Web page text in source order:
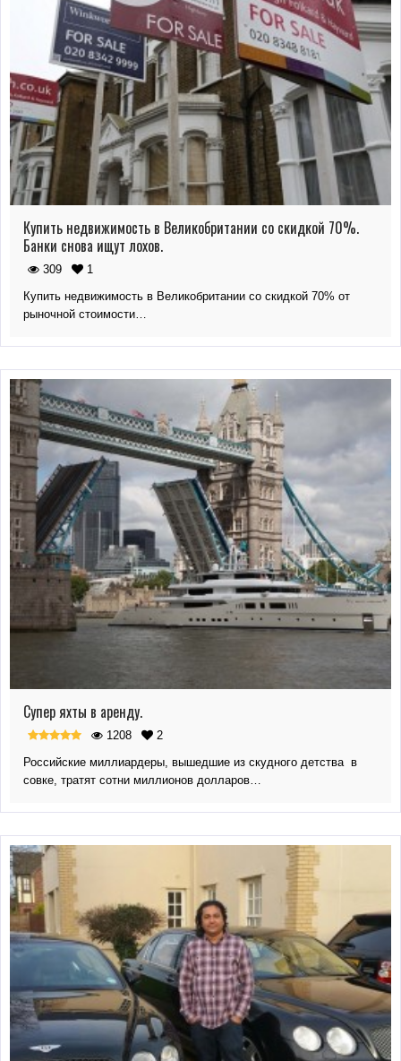
Купить недвижимость в Великобритании со скидкой 70%.
Банки снова ищут лохов.
309
1
Купить недвижимость в Великобритании со скидкой 70% от
рыночной стоимости…
Супер яхты в аренду.
1208
2
Российские миллиардеры, вышедшие из скудного детства в
совке, тратят сотни миллионов долларов…